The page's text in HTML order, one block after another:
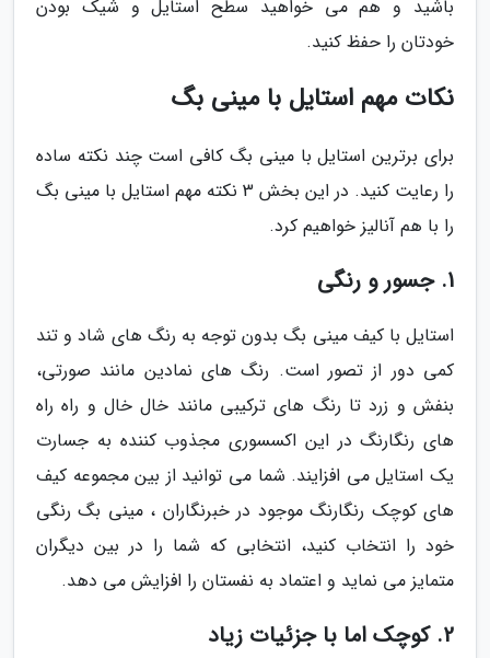
باشید و هم می خواهید سطح استایل و شیک بودن
خودتان را حفظ کنید.
نکات مهم استایل با مینی بگ
برای برترین استایل با مینی بگ کافی است چند نکته ساده
را رعایت کنید. در این بخش 3 نکته مهم استایل با مینی بگ
را با هم آنالیز خواهیم کرد.
1. جسور و رنگی
استایل با کیف مینی بگ بدون توجه به رنگ های شاد و تند
کمی دور از تصور است. رنگ های نمادین مانند صورتی،
بنفش و زرد تا رنگ های ترکیبی مانند خال خال و راه راه
های رنگارنگ در این اکسسوری مجذوب کننده به جسارت
یک استایل می افزایند. شما می توانید از بین مجموعه کیف
های کوچک رنگارنگ موجود در خبرنگاران ، مینی بگ رنگی
خود را انتخاب کنید، انتخابی که شما را در بین دیگران
متمایز می نماید و اعتماد به نفستان را افزایش می دهد.
2. کوچک اما با جزئیات زیاد